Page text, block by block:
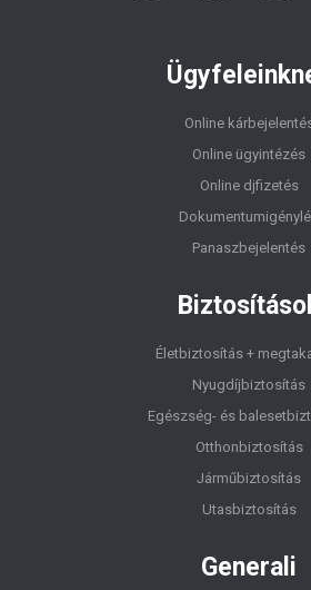
Online
Online ügyintézés
Online djfizetés
Panaszbejelentés
Életbiztosítás +
Nyugdíjbiztosítás
Egészség- és
Otthonbiztosítás
Járműbiztosítás
Utasbiztosítás
Generali